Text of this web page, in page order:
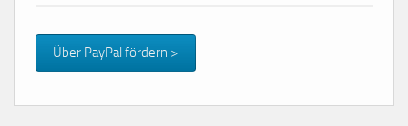
Über PayPal fördern >